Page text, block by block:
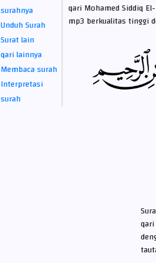
surahnya
Unduh Surah
Surat lain
qari lainnya
Membaca surah
Interpretasi
surah
qari Mohamed Siddiq
mp3 berkualitas tinggi